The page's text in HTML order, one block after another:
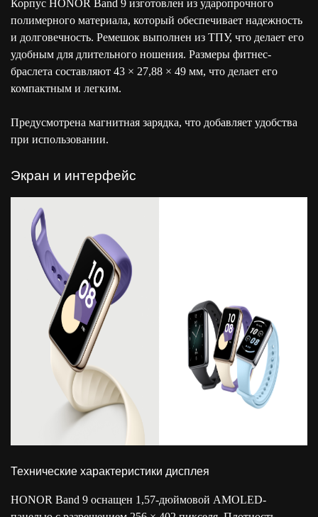
Корпус HONOR Band 9 изготовлен из ударопрочного
полимерного материала, который обеспечивает надежность
и долговечность. Ремешок выполнен из ТПУ, что делает его
удобным для длительного ношения. Размеры фитнес-
браслета составляют 43 × 27,88 × 49 мм, что делает его
компактным и легким.
Предусмотрена магнитная зарядка, что добавляет удобства
при использовании.
Экран и интерфейс
Технические характеристики дисплея
HONOR Band 9 оснащен 1,57-дюймовой AMOLED-